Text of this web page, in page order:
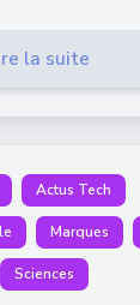
la suite
Actus Tech
Marques
Sciences